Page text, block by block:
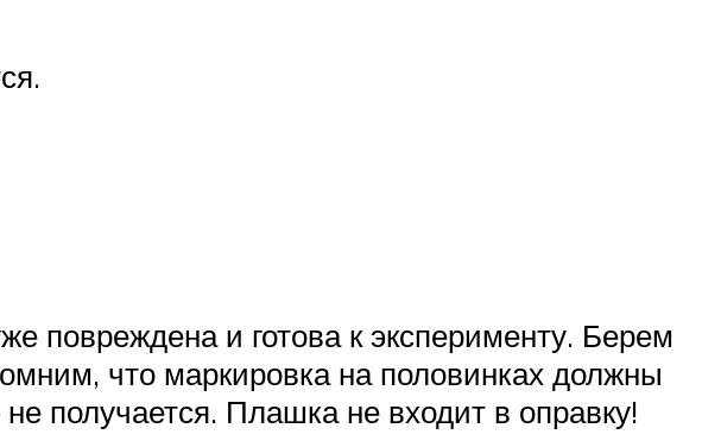
повреждена и готова к эксперименту. Берем
что маркировка на половинках должны
получается. Плашка не входит в оправку!